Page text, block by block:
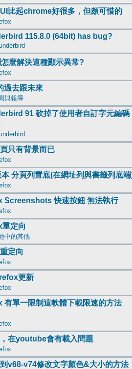
比起chrome好很多，但頗可惜的
115.8.0 (64bit) has bug?
麼解決這種顯示異常?
過去跟未來
與報導
91 砍掉了使用者自訂字元編碼
只有背景而已
分頁列置底(在網址列與書籤列底
Screenshots 快速按鈕 無法執行
定向
中的其他
定向
更新
有單一限制這軟體下載限速的方法
在youtube會有載入問題
v68-v74修改文字顏色&大小的方法